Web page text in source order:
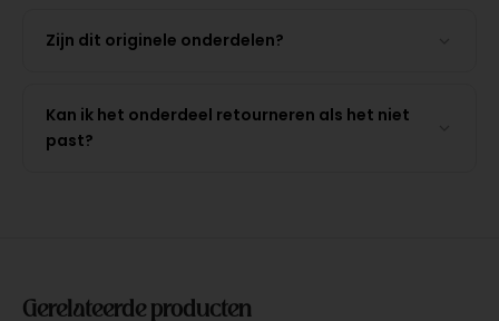
Zijn dit originele onderdelen?
Kan ik het onderdeel retourneren als het niet
past?
Gerelateerde producten